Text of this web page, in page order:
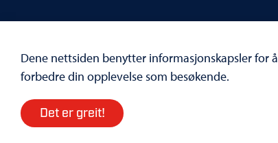
© 2026 Personvern
Dene nettsiden benytter informasjonskapsler for å
forbedre din opplevelse som besøkende.
Det er greit!